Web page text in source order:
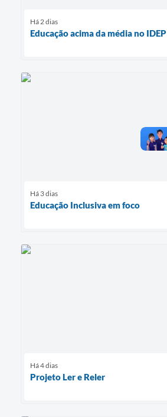
Há 2 dias
Educação acima da média no IDEP
Há 3 dias
Educação Inclusiva em foco
Há 4 dias
Projeto Ler e Reler